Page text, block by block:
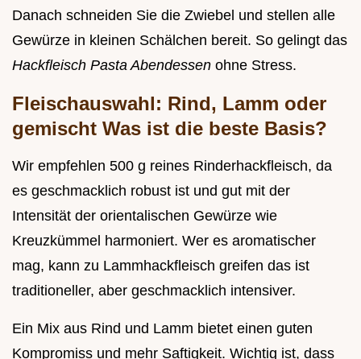
Danach schneiden Sie die Zwiebel und stellen alle
Gewürze in kleinen Schälchen bereit. So gelingt das
Hackfleisch Pasta Abendessen ohne Stress.
Fleischauswahl: Rind, Lamm oder
gemischt Was ist die beste Basis?
Wir empfehlen 500 g reines Rinderhackfleisch, da
es geschmacklich robust ist und gut mit der
Intensität der orientalischen Gewürze wie
Kreuzkümmel harmoniert. Wer es aromatischer
mag, kann zu Lammhackfleisch greifen das ist
traditioneller, aber geschmacklich intensiver.
Ein Mix aus Rind und Lamm bietet einen guten
Kompromiss und mehr Saftigkeit. Wichtig ist, dass